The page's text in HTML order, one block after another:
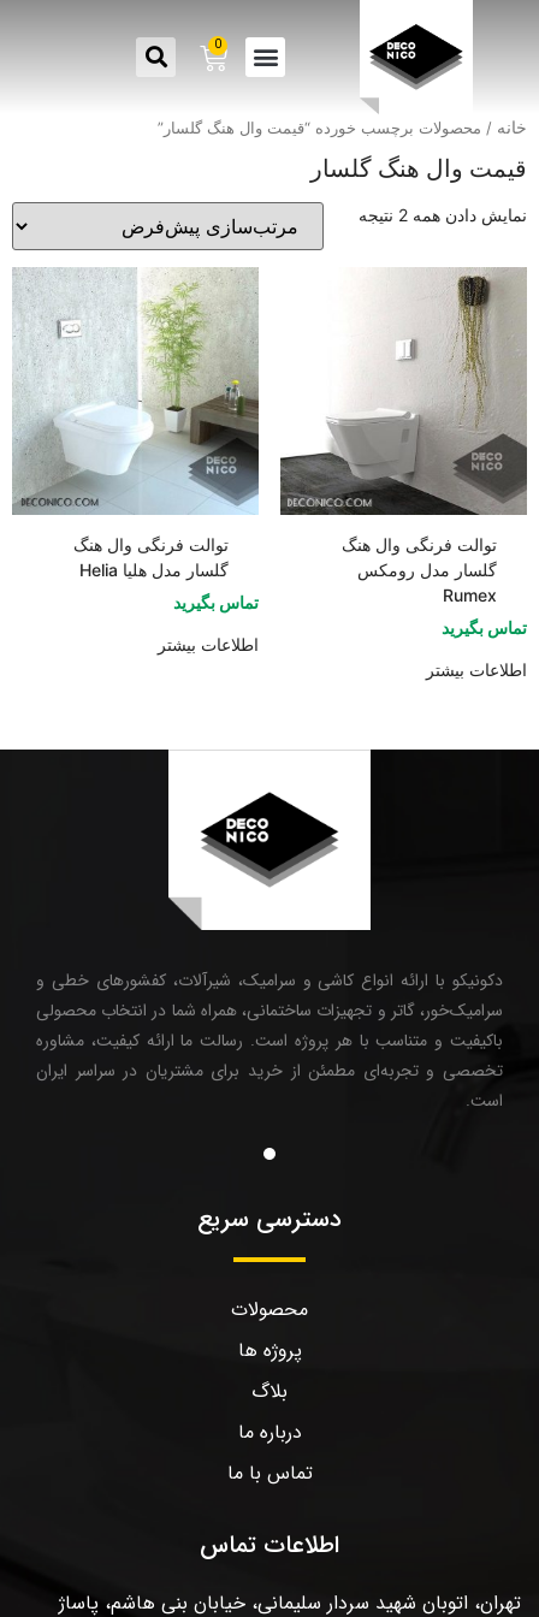
0
خانه / محصولات برچسب خورده “قیمت وال هنگ گلسار”
قیمت وال هنگ گلسار
نمایش دادن همه 2 نتیجه
توالت فرنگی وال هنگ
گلسار مدل رومکس
Rumex
تماس بگیرید
اطلاعات بیشتر
توالت فرنگی وال هنگ
گلسار مدل هلیا Helia
تماس بگیرید
اطلاعات بیشتر
دکونیکو با ارائه انواع کاشی و سرامیک، شیرآلات، کفشورهای خطی و
سرامیک‌خور، گاتر و تجهیزات ساختمانی، همراه شما در انتخاب محصولی
باکیفیت و متناسب با هر پروژه است. رسالت ما ارائه کیفیت، مشاوره
تخصصی و تجربه‌ای مطمئن از خرید برای مشتریان در سراسر ایران
است.
دسترسی سریع
محصولات
پروژه ها
بلاگ
درباره ما
تماس با ما
اطلاعات تماس
تهران، اتوبان شهید سردار سلیمانی، خیابان بنی هاشم، پاساژ